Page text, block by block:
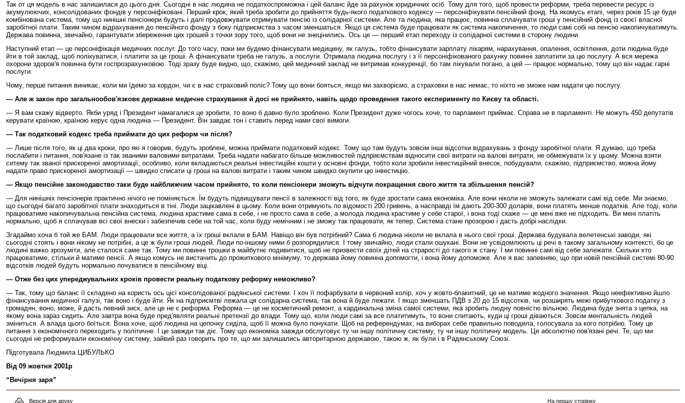
Так от ця модель в нас залишилася до цього дня. Сьогодні в нас людина не податкоспроможна і цей баланс йде за рахунок юридичних осіб. Тому для того, щоб провести реформи, треба перевести ресурс із
акумулюючих, консолідованих фондів у персоніфіковані. Перший крок, який треба зробити до прийняття будь-якого податкового кодексу — персоніфікувати пенсійний фонд. На якомусь етапі, через років 15 це буде
комбінована система, тому що нинішні пенсіонери будуть і далі продовжувати отримувати пенсію із солідарної системи. Але та людина, яка працює, повинна сплачувати гроші у пенсійний фонд із своєї власної
заробітної плати. Таким чином відрахування до пенсійного фонду з боку підприємства з часом зменшаться. Якщо ця система буде працювати як система накопичення, то люди самі собі на пенсію накопичуватимуть.
Держава повинна, звичайно, гарантувати збереження цих грошей з точки зору того, щоб вони не знецінились. Ось це — перший етап переходу із солідарної системи в сторону людини.
Наступний етап — це персоніфікація медичних послуг. До того часу, поки ми будемо фінансувати медицину, як галузь, тобто фінансувати зарплату лікарям, нарахування, опалення, освітлення, доти людина буде
йти в той заклад, щоб полікуватися, і платити за це гроші. А фінансувати треба не галузь, а послуги. Отримала людина послугу і з її персоніфікованого рахунку повинні заплатити за цю послугу. А вся мережа
охорони здоров'я повинна бути госпрозрахунковою. Тоді зразу буде видно, що, скажімо, цей медичний заклад не витримав конкуренції, бо там лікували погано, а цей — працює нормально, тому що він надає гарні
послуги.
Чому, перше питання виникає, коли ми їдемо за кордон, чи є в нас страховий поліс? Тому що вони бояться, якщо ми захворіємо, а страховки в нас немає, то ніхто не зможе нам надати цю послугу.
— Але ж закон про загальнообов'язкове державне медичне страхування й досі не прийнято, навіть щодо проведення такого експерименту по Києву та області.
— Я вам скажу відверто. Якби уряд і Президент намагалися це зробити, то воно б давно було зроблено. Коли Президент дуже чогось хоче, то парламент приймає. Справа не в парламенті. Не можуть 450 депутатів
керувати країною, країною керує одна людина — Президент. Він завдає тон і ставить перед нами свої вимоги.
— Так податковий кодекс треба приймати до цих реформ чи після?
— Лише після того, як ці два кроки, про які я говорив, будуть зроблені, можна приймати податковий кодекс. Тому що там будуть зовсім інші відсотки відрахувань з фонду заробітної плати. Я думаю, що треба
послабити і питання, пов'язане із так званими валовими витратами. Треба надати набагато більше можливостей підприємствам відносити свої витрати на валові витрати, не обмежувати їх у цьому. Можна взяти
ситему так званої прискореної амортизації, особливо, коли вкладаються реальні інвестиційні кошти у основні фонди, тобто коли зробили інвестиційний внесок, побудували, скажімо, підприємство, можна йому
надати право прискореної амортизації — швидко списати ці гроші на валові витрати і таким чином швидко окупити цю інвестицію.
— Якщо пенсійне законодавство таки буде найближчим часом прийнято, то коли пенсіонери зможуть відчути покращення свого життя та збільшення пенсій?
— Для нинішніх пенсіонерів практично нічого не поміняється. Їм будуть підвищувати пенсії в залежності від того, як буде зростати сама економіка. Але вони ніколи не зможуть залежати самі від себе. Ми знаємо,
що сьогодні багато заробітної плати знаходиться в тіні. Люди зацікавлені в цьому. Коли вони отримують по відомості 200 гривень, а насправді їм дають 200-300 доларів, вони платять менше податків. Але тоді, коли
працюватиме накопичувальна пенсійна система, людина крастиме сама в себе, і не просто сама в себе, а молода людина крастиме у себе старої, і вона тоді скаже — це мені вже не підходить. Ви мені платіть
нормально, щоб я сплачував всі свої внески і забезпечив себе на той час, коли буду немічним і не зможу так працювати, як тепер. Система стане прозорою і дасть добрі наслідки.
Згадаймо хоча б той же БАМ. Люди працювали все життя, а їх гроші вклали в БАМ. Навіщо він був потрібний? Сама б людина ніколи не вклала в нього свої гроші. Держава будувала велетенські заводи, які
сьогодні стоять і вони нікому не потрібні, а це ж були гроші людей. Люди по-іншому ними б розпорядилися. І тому звичайно, люди стали ошукані. Вони не усвідомлюють ці речі в такому загальному контексті, бо це
людині важко зрозуміти, але сталося саме так. Тому ми повинні трошки в майбутнє подивитися, щоб не призвести своїх дітей на страрості до такого ж стану. І ми повинні самі від себе залежати. Скільки хто
працюватиме, стільки й матиме пенсії. А якщо комусь не вистачить до прожиткового мінімуму, то держава йому повинна допомогти, і вона йому допоможе. Але я вас запевняю, що при новій пенсійній системі 80-90
відсотків людей будуть нормально почуватися в пенсійному віці.
— Отже без цих упереджувальних кроків провести реальну податкову реформу неможливо?
— Так, тому що баланс її складено на користь ось цієї консолідованої радянської системи. І хоч її пофарбувати в червоний колір, хоч у жовто-блакитний, це не матиме жодного значення. Якщо неефективно йшло
фінансування медичної галузі, так воно і буде йти. Як на підприємтві лежала ця солідарна система, так вона й буде лежати. І якщо зменшать ПДВ з 20 до 15 відсотків, чи розширять межі прибуткового податку з
громадян, воно, може, й дасть певний зиск, але це не є реформа. Реформа — це не косметичний ремонт, а кардинальна зміна самої системи, яка зробить людну повністю вільною. Людина буде знята з цепка, на
якому вона зараз сидить. Але завтра вона буде пред'являти реальні претензії до влади. Тому що, коли люди самі за все платитимуть, то вони спитають, куди ці гроші діваються. Зовсім ментальність людей
зміниться. А влада цього боїться. Вона хоче, щоб людина на цепочку сиділа, щоб її можна було понукати. Щоб на референдумах, на виборах себе правильно поводила, голосувала за кого потрібно. Тому це
питання з економічного переходить у політичне. І це завжди так діє. Тому що економіка завжди обслуговує ту чи іншу політичну систему, ту чи іншу політичну модель. Це абсолютно пов'язані речі. Те, що ми
сьогодні не реформували економічну систему, зайвий раз говорить про те, що ми залишались авторитарною державою, такою ж, як були і в Радянському Союзі.
Підготувала Людмила ЦИБУЛЬКО
Від 09 жовтня 2001р
“Вечірня заря”
Версія для друку На першу сторінку